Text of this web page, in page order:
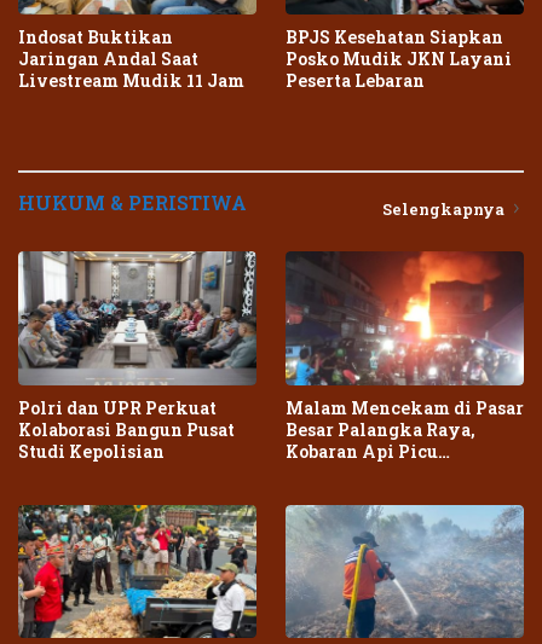
Indosat Buktikan
Jaringan Andal Saat
Livestream Mudik 11 Jam
BPJS Kesehatan Siapkan
Posko Mudik JKN Layani
Peserta Lebaran
HUKUM & PERISTIWA Selengkapnya
Polri dan UPR Perkuat
Kolaborasi Bangun Pusat
Studi Kepolisian
Malam Mencekam di Pasar
Besar Palangka Raya,
Kobaran Api Picu